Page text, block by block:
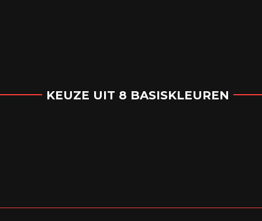
KEUZE UIT 8 BASISKLEUREN